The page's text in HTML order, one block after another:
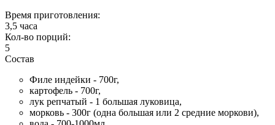
Время приготовления:
3,5 часа
Кол-во порций:
5
Состав
Филе индейки - 700г,
картофель - 700г,
лук репчатый - 1 большая луковица,
морковь - 300г (одна большая или 2 средние моркови),